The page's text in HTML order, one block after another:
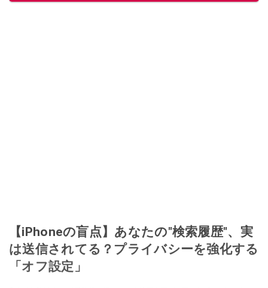
【iPhoneの盲点】あなたの"検索履歴"、実
は送信されてる？プライバシーを強化する
「オフ設定」